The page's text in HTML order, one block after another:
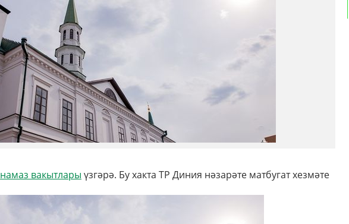
намаз вакытлары үзгәрә. Бу хакта ТР Диния нәзарәте матбугат хезмәте